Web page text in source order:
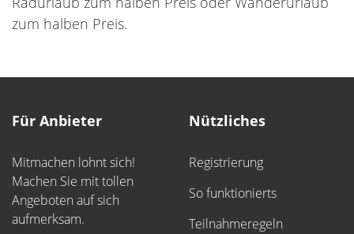
zum halben Preis.
Für Anbieter
Mitmachen lohnt sich!
Machen Sie mit tollen
Angeboten auf sich
aufmerksam.
Nützliches
Registrierung
So funktionierts
Teilnahmeregeln